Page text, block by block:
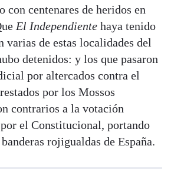
con centenares de heridos en
El Independiente haya tenido
varias de estas localidades del
detenidos: y los que pasaron
por altercados contra el
por los Mossos
contrarios a la votación
el Constitucional, portando
rojigualdas de España.